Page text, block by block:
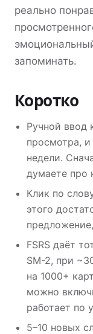
реально
запоминать.
Коротко
Ручной ввод
просмотра,
недели.
думаете про
Клик по
этого
FSRS даёт
SM-2, при
на 1000+
можно
работает по
5–10 новых